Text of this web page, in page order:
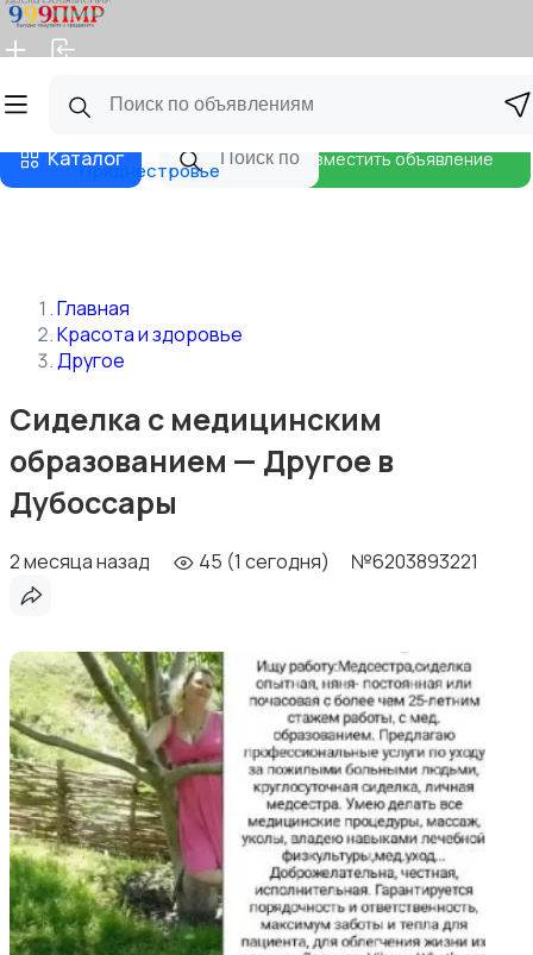
Главная
Каталог
Приднестровье
Разместить объявление
Главная
Красота и здоровье
Другое
Сиделка с медицинским
образованием — Другое в
Дубоссары
2 месяца назад 45 (1 сегодня) №6203893221